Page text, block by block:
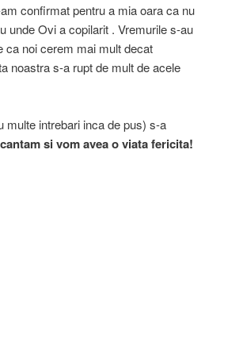
confirmat pentru a mia oara ca nu
unde Ovi a copilarit . Vremurile s-au
ca noi cerem mai mult decat
noastra s-a rupt de mult de acele
multe intrebari inca de pus) s-a
si vom avea o viata fericita!